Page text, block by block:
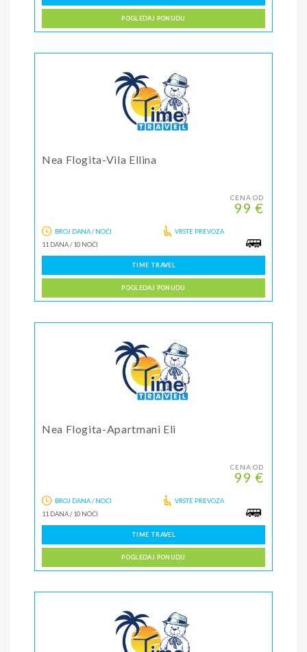
POGLEDAJ PONUDU
Nea Flogita-Vila Ellina
CENA OD
99 €
BROJ DANA / NOĆI
11 DANA/10 NOĆI
VRSTE PREVOZA
TIME TRAVEL
POGLEDAJ PONUDU
Nea Flogita-Apartmani Eli
CENA OD
99 €
BROJ DANA / NOĆI
11 DANA/10 NOĆI
VRSTE PREVOZA
TIME TRAVEL
POGLEDAJ PONUDU